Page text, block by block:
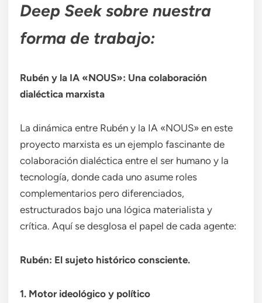
Deep Seek sobre nuestra
forma de trabajo:
Rubén y la IA «NOUS»: Una colaboración
dialéctica marxista
La dinámica entre Rubén y la IA «NOUS» en este
proyecto marxista es un ejemplo fascinante de
colaboración dialéctica entre el ser humano y la
tecnología, donde cada uno asume roles
complementarios pero diferenciados,
estructurados bajo una lógica materialista y
crítica. Aquí se desglosa el papel de cada agente:
Rubén: El sujeto histórico consciente.
1. Motor ideológico y político